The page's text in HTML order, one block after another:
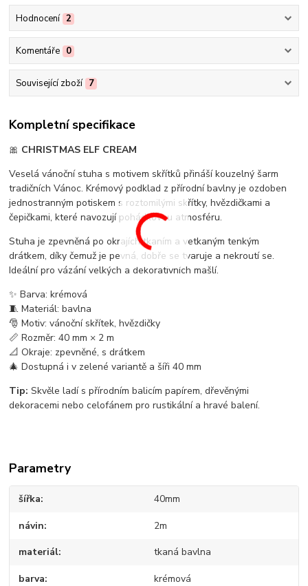
Hodnocení 2
Komentáře 0
Související zboží 7
Kompletní specifikace
🎀 CHRISTMAS ELF CREAM
Veselá vánoční stuha s motivem skřítků přináší kouzelný šarm
tradičních Vánoc. Krémový podklad z přírodní bavlny je ozdoben
jednostranným potiskem s roztomilými skřítky, hvězdičkami a
čepičkami, které navozují pohádkovou atmosféru.
Stuha je zpevněná po okrajích tkaním a vetkaným tenkým
drátkem, díky čemuž je pevná, dobře se tvaruje a nekroutí se.
Ideální pro vázání velkých a dekorativních mašlí.
✨ Barva: krémová
🧵 Materiál: bavlna
🎅 Motiv: vánoční skřítek, hvězdičky
📏 Rozměr: 40 mm × 2 m
📐 Okraje: zpevněné, s drátkem
🎄 Dostupná i v zelené variantě a šíři 40 mm
Tip: Skvěle ladí s přírodním balicím papírem, dřevěnými
dekoracemi nebo celofánem pro rustikální a hravé balení.
Parametry
šířka 40mm
návin 2m
materiál tkaná bavlna
barva krémová